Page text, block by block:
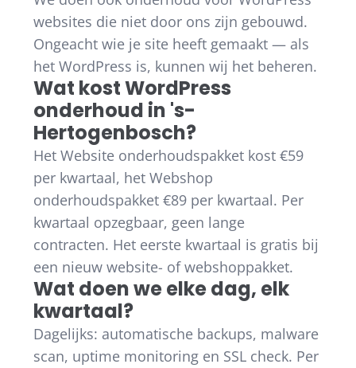
websites die niet door ons zijn gebouwd.
Ongeacht wie je site heeft gemaakt — als
het WordPress is, kunnen wij het beheren.
Wat kost WordPress
onderhoud in 's-
Hertogenbosch?
Het Website onderhoudspakket kost €59
per kwartaal, het Webshop
onderhoudspakket €89 per kwartaal. Per
kwartaal opzegbaar, geen lange
contracten. Het eerste kwartaal is gratis bij
een nieuw website- of webshoppakket.
Wat doen we elke dag, elk
kwartaal?
Dagelijks: automatische backups, malware
scan, uptime monitoring en SSL check. Per